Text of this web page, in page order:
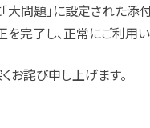
大問題」に設定された
完了し、正常にご利用い
お詫び申し上げます。